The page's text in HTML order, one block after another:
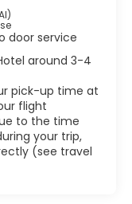
door service
around 3-4
pick-up time at
flight
to the time
your trip,
(see travel